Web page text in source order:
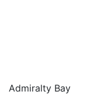
Admiralty Bay